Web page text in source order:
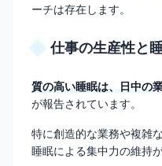
ーチは存在します。
仕事の生産性と
質の高い睡眠は、日中の
が報告されています。
特に創造的な業務や複雑
睡眠による集中力の維持